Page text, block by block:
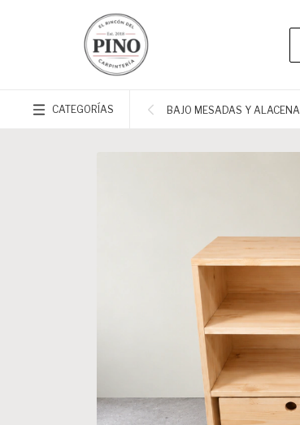
CATEGORÍAS BAJO MESADAS Y ALACENA